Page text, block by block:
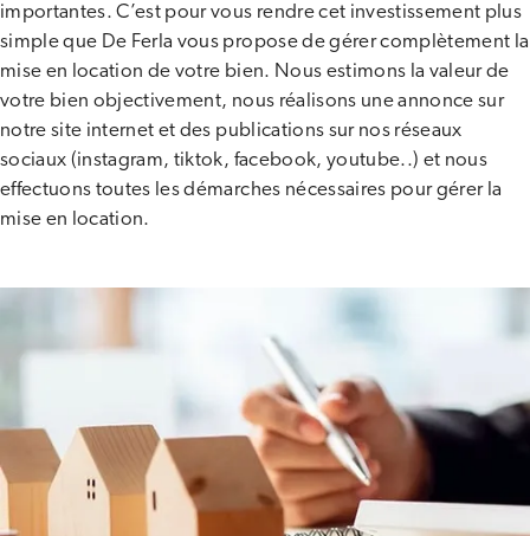
importantes. C’est pour vous rendre cet investissement plus
simple que De Ferla vous propose de gérer complètement la
mise en location de votre bien. Nous estimons la valeur de
votre bien objectivement, nous réalisons une annonce sur
notre site internet et des publications sur nos réseaux
sociaux (instagram, tiktok, facebook, youtube..) et nous
effectuons toutes les démarches nécessaires pour gérer la
mise en location.